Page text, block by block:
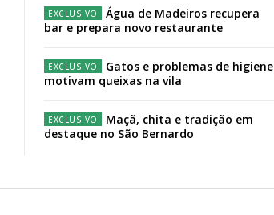
Água de Madeiros recupera
bar e prepara novo restaurante
Gatos e problemas de higiene
motivam queixas na vila
Maçã, chita e tradição em
destaque no São Bernardo